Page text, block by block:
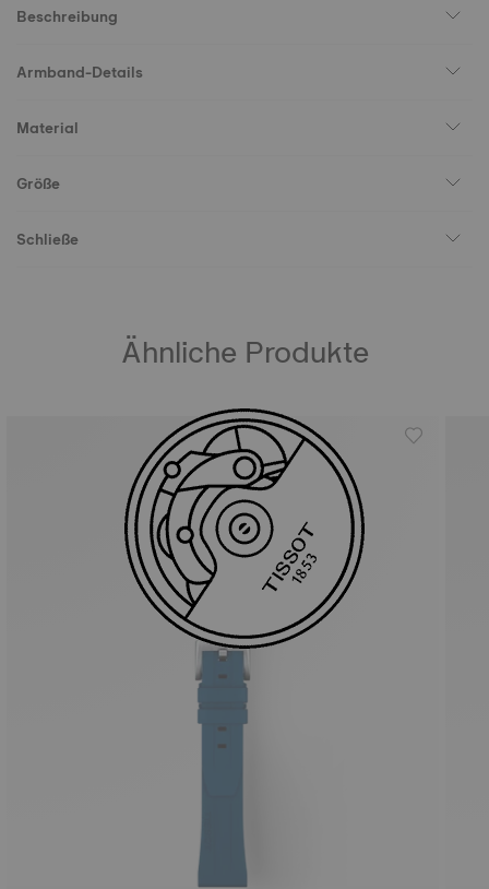
Beschreibung
Armband-Details
Material
Größe
Schließe
Ähnliche Produkte